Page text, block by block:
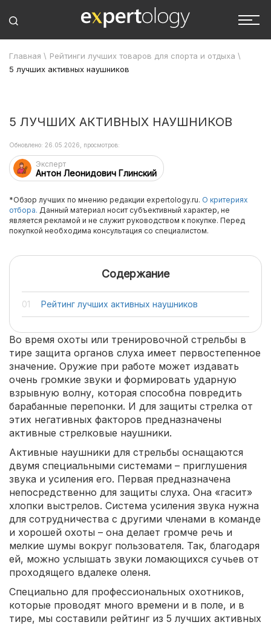
Главная \ Рейтинги лучших товаров для спорта и отдыха \
5 лучших активных наушников
5 ЛУЧШИХ АКТИВНЫХ НАУШНИКОВ
Эксперт
Антон Леонидович Глинский
Обновлено: 26.05.2026, просмотров:
*Обзор лучших по мнению редакции expertology.ru. О критериях
отбора. Данный материал носит субъективный характер, не
является рекламой и не служит руководством к покупке. Перед
покупкой необходима консультация со специалистом.
Содержание
Рейтинг лучших активных наушников
Во время охоты или тренировочной стрельбы в
тире защита органов слуха имеет первостепенное
значение. Оружие при работе может издавать
очень громкие звуки и формировать ударную
взрывную волну, которая способна повредить
барабанные перепонки. И для защиты стрелка от
этих негативных факторов предназначены
активные стрелковые наушники.
Активные наушники для стрельбы оснащаются
двумя специальными системами – приглушения
звука и усиления его. Первая предназначена
непосредственно для защиты слуха. Она «гасит»
хлопки выстрелов. Система усиления звука нужна
для сотрудничества с другими членами в команде
и хорошей охоты – она делает громче речь и
мелкие шумы вокруг пользователя. Так, благодаря
ей, можно услышать звуки ломающихся сучьев от
проходящего вдалеке оленя.
Специально для профессиональных охотников,
которые проводят много времени и в поле, и в
тире, мы составили рейтинг из 5 лучших активных